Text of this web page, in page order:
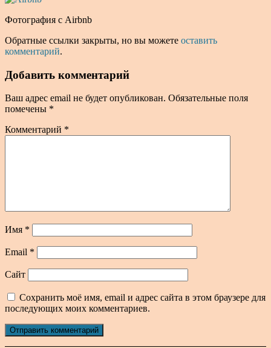
Фотография с Airbnb
Обратные ссылки закрыты, но вы можете оставить
комментарий.
Добавить комментарий
Ваш адрес email не будет опубликован. Обязательные поля
помечены *
Комментарий *
Имя *
Email *
Сайт
Сохранить моё имя, email и адрес сайта в этом браузере для
последующих моих комментариев.